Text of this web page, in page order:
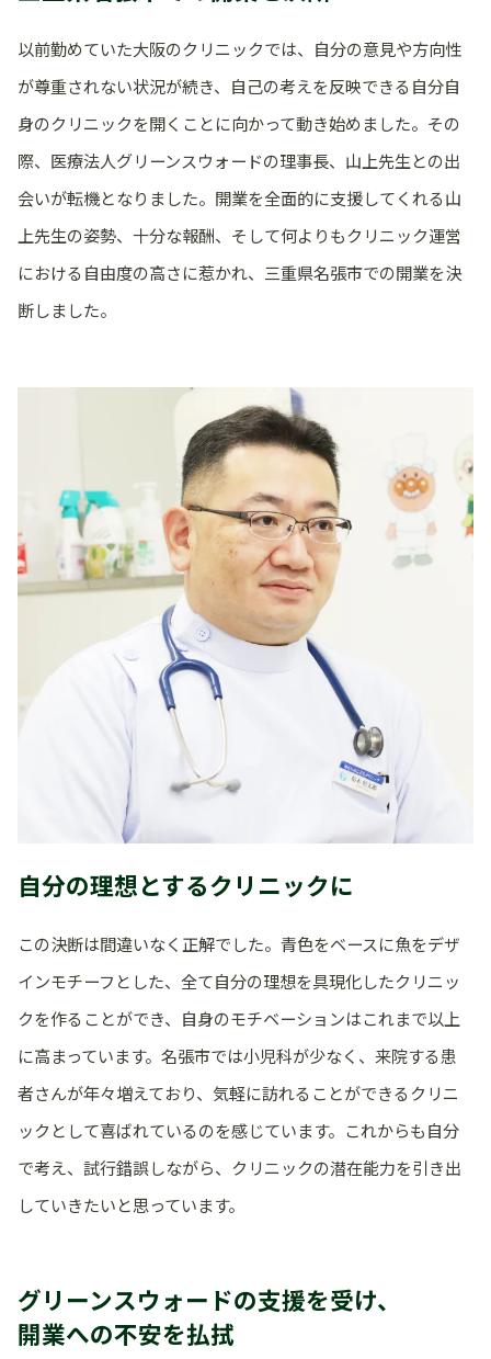
以前勤めていた大阪のクリニックでは、自分の意見や方向性
が尊重されない状況が続き、自己の考えを反映できる自分自
身のクリニックを開くことに向かって動き始めました。その
際、医療法人グリーンスウォードの理事長、山上先生との出
会いが転機となりました。開業を全面的に支援してくれる山
上先生の姿勢、十分な報酬、そして何よりもクリニック運営
における自由度の高さに惹かれ、三重県名張市での開業を決
断しました。
自分の理想とするクリニックに
この決断は間違いなく正解でした。青色をベースに魚をデザ
インモチーフとした、全て自分の理想を具現化したクリニッ
クを作ることができ、自身のモチベーションはこれまで以上
に高まっています。名張市では小児科が少なく、来院する患
者さんが年々増えており、気軽に訪れることができるクリニ
ックとして喜ばれているのを感じています。これからも自分
で考え、試行錯誤しながら、クリニックの潜在能力を引き出
していきたいと思っています。
グリーンスウォードの支援を受け、
開業への不安を払拭